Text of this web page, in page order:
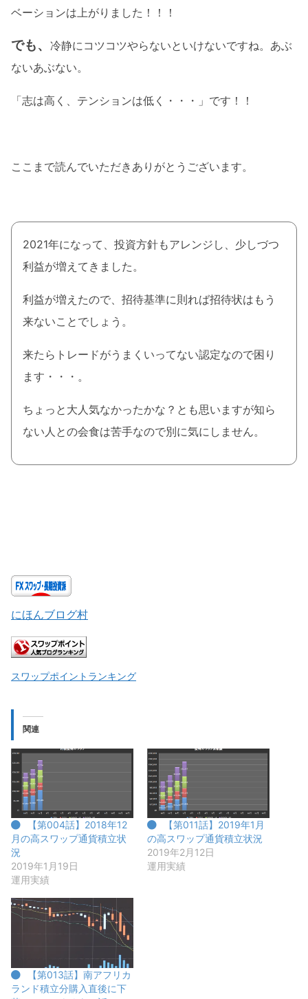
ベーションは上がりました！！！
でも、 冷静にコツコツやらないといけないですね。あぶ
ないあぶない。
「志は高く、テンションは低く・・・」です！！
ここまで読んでいただきありがとうございます。
2021年になって、投資方針もアレンジし、少しづつ
利益が増えてきました。
利益が増えたので、招待基準に則れば招待状はもう
来ないことでしょう。
来たらトレードがうまくいってない認定なので困り
ます・・・。
ちょっと大人気なかったかな？とも思いますが知ら
ない人との会食は苦手なので別に気にしません。
にほんブログ村
スワップポイントランキング
関連
【第004話】2018年12
月の高スワップ通貨積立状
況
2019年1月19日
運用実績
【第011話】2019年1月
の高スワップ通貨積立状況
2019年2月12日
運用実績
【第013話】南アフリカ
ランド積立分購入直後に下